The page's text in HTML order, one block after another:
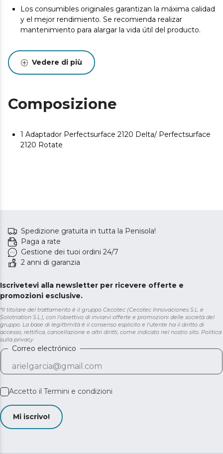
Los consumibles originales garantizan la máxima calidad
y el mejor rendimiento. Se recomienda realizar
mantenimiento para alargar la vida útil del producto.
Vedere di più
Composizione
1 Adaptador Perfectsurface 2120 Delta/ Perfectsurface
2120 Rotate
Spedizione gratuita in tutta la Penisola!
Paga a rate
Gestione dei tuoi ordini 24/7
2 anni di garanzia
Iscrivetevi alla newsletter per ricevere offerte e
promozioni esclusive.
*Il titolare del trattamento è il gruppo Cecotec (Cecotec Innovaciones S.L. e
Solotriatlon S.L.), con l'obiettivo di inviarvi offerte e promozioni delle società del
gruppo. La base di legittimità è il consenso esplicito e l'utente ha il diritto di
accesso, rettifica, cancellazione e altri diritti, come indicato nel nostro sito. Politica
sulla privacy
Correo electrónico
Accetto il Termini e condizioni
Mi iscrivo!